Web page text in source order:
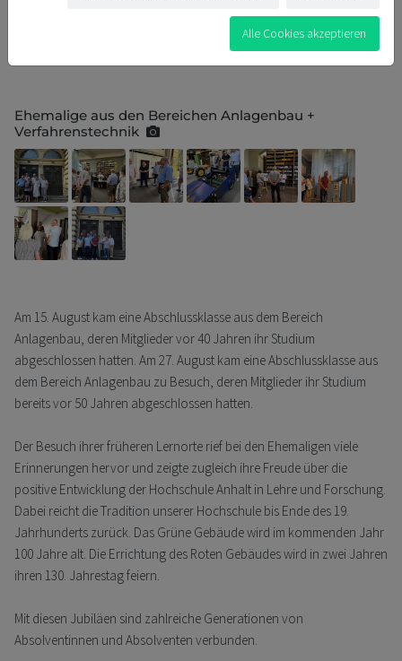
Abschlussklassen kamen zu Besuch nach Köthen und der Besuch
einer weiteren Abschlussklasse ist für den Oktober geplant.
Ehemalige aus den Bereichen Anlagenbau +
Verfahrenstechnik
Am 15. August kam eine Abschlussklasse aus dem Bereich
Anlagenbau, deren Mitglieder vor 40 Jahren ihr Studium
abgeschlossen hatten. Am 27. August kam eine Abschlussklasse aus
dem Bereich Anlagenbau zu Besuch, deren Mitglieder ihr Studium
bereits vor 50 Jahren abgeschlossen hatten.
Der Besuch ihrer früheren Lernorte rief bei den Ehemaligen viele
Erinnerungen hervor und zeigte zugleich ihre Freude über die
positive Entwicklung der Hochschule Anhalt in Lehre und Forschung.
Dabei reicht die Tradition unserer Hochschule bis Ende des 19.
Jahrhunderts zurück. Das Grüne Gebäude wird im kommenden Jahr
100 Jahre alt. Die Errichtung des Roten Gebäudes wird in zwei Jahren
ihren 130. Jahrestag feiern.
Mit diesen Jubiläen sind zahlreiche Generationen von
Absolventinnen und Absolventen verbunden.
Alle Cookies akzeptieren